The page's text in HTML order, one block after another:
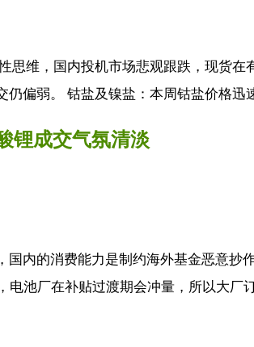
思维，国内投机市场悲观跟跌，现货
偏弱。 钴盐及镍盐：本周钴盐价格迅
锂成交气氛清淡
内的消费能力是制约海外基金恶意
池厂在补贴过渡期会冲量，所以大厂